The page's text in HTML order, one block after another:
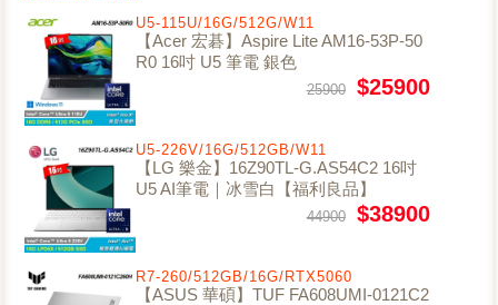
U5-115U/16G/512G/W11
【Acer 宏碁】Aspire Lite AM16-53P-50
R0 16吋 U5 筆電 銀色
25900 $25900
U5-226V/16G/512GB/W11
【LG 樂金】16Z90TL-G.AS54C2 16吋
U5 AI筆電｜冰雪白【福利良品】
44900 $38900
R7-260/512GB/16G/RTX5060
【ASUS 華碩】TUF FA608UMI-0121C2